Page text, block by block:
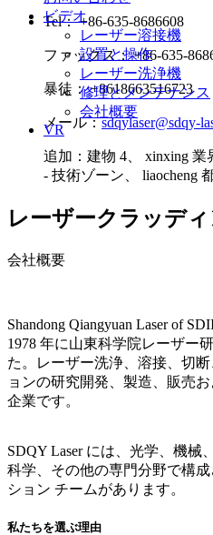
ビデオ
レーザー溶接機
設置と操作
レーザー洗浄機
修理とメンテナンス
会社概要
VR
Tel： +86-635-8686608
ファックス： +86-635-
暴徒： +8618663516723
メール：sdqylaser@sdqy-
追加：建物 4、 xinxing
- 技術ゾーン、 liaocheng
レーザークラッデ
会社概要
Shandong Qiangyuan Laser of
1978 年に山東科学院レーザー
た。レーザー洗浄、溶接、切
ョンの研究開発、製造、販売
企業です。
SDQY Laser には、光学、機械
科学、その他の専門分野で構
ション チームがあります。
私たちを選ぶ理由